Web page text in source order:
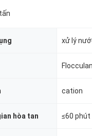
xử lý
cation
hòa tan ≤60 phút